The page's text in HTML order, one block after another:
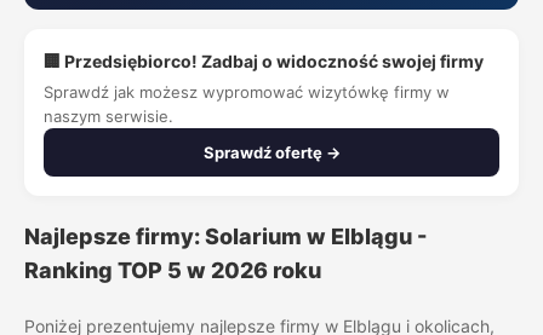
🏢 Przedsiębiorco! Zadbaj o widoczność swojej firmy
Sprawdź jak możesz wypromować wizytówkę firmy w
naszym serwisie.
Sprawdź ofertę →
Najlepsze firmy: Solarium w Elblągu -
Ranking TOP 5 w 2026 roku
Poniżej prezentujemy najlepsze firmy w Elblągu i okolicach,